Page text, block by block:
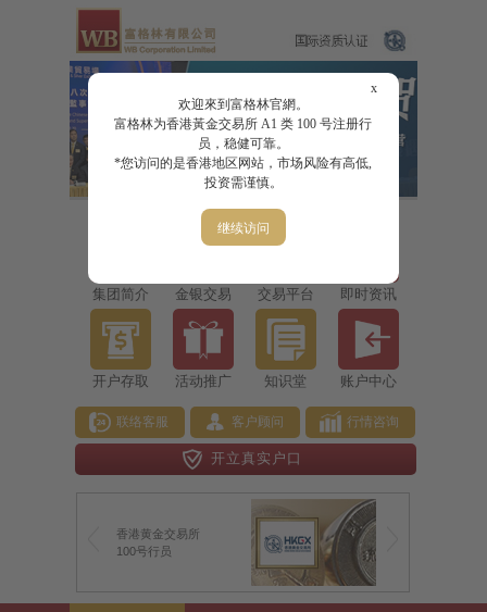
x
欢迎來到富格林官網。
富格林为香港黃金交易所 A1 类 100 号注册行
员，稳健可靠。
*您访问的是香港地区网站，市场风险有高低,
投资需谨慎。
继续访问
集团简介 金银交易 交易平台 即时资讯
开户存取 活动推广 知识堂 账户中心
联络客服 客户顾问 行情咨询
开立真实户口
香港黄金交易所
100号行员